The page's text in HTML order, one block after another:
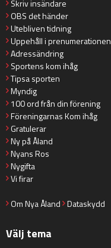
Skriv insändare
OBS det händer
Utebliven tidning
Uppehåll i prenumerationen
Adressändring
Sportens kom ihåg
Tipsa sporten
Myndig
100 ord från din förening
Föreningarnas Kom ihåg
Gratulerar
Ny på Åland
Nyans Ros
Nygifta
Vi firar
Om Nya Åland Dataskydd
Välj tema